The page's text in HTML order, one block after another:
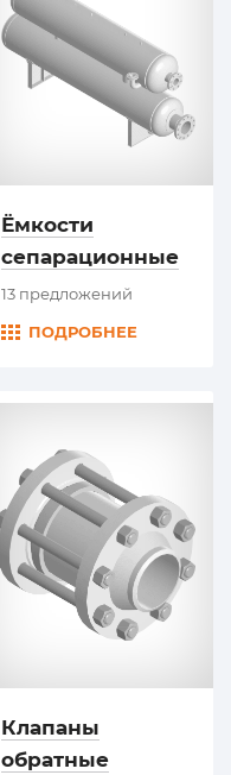
Ёмкости
сепарационные
13 предложений
ПОДРОБНЕЕ
Клапаны
обратные